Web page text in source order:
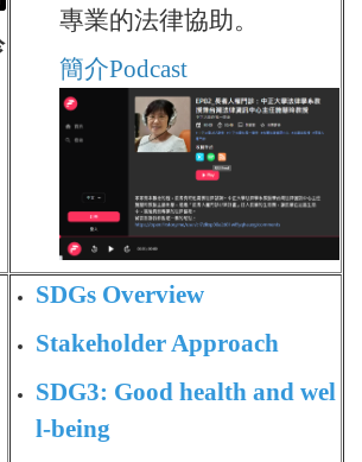
專業的法律協助。
簡介Podcast
SDGs Overview
Stakeholder Approach
SDG3: Good health and wel
l-being